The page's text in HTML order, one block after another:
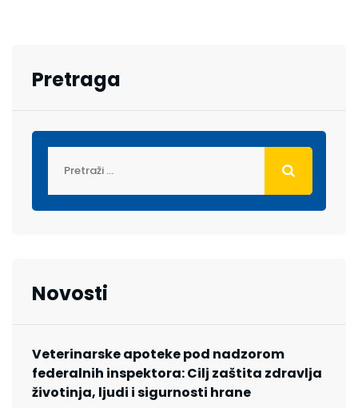
Pretraga
Novosti
Veterinarske apoteke pod nadzorom
federalnih inspektora: Cilj zaštita zdravlja
životinja, ljudi i sigurnosti hrane